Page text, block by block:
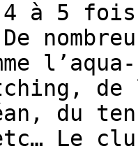
4 à 5
de
du
Le